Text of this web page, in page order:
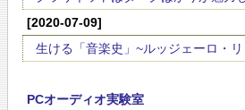
[2020-07-09]
生ける「音楽史」~ルッジェーロ・
PCオーディオ実験室